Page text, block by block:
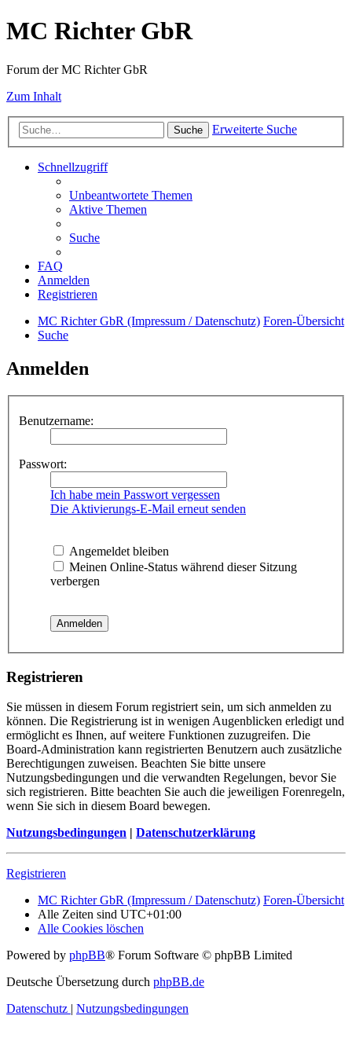
MC Richter GbR
Forum der MC Richter GbR
Zum Inhalt
Suche Erweiterte Suche
Schnellzugriff
Unbeantwortete Themen
Aktive Themen
Suche
FAQ
Anmelden
Registrieren
MC Richter GbR (Impressum / Datenschutz) Foren-Übersicht
Suche
Anmelden
Benutzername:
Passwort:
Ich habe mein Passwort vergessen
Die Aktivierungs-E-Mail erneut senden
Angemeldet bleiben
Meinen Online-Status während dieser Sitzung
verbergen
Registrieren
Sie müssen in diesem Forum registriert sein, um sich anmelden zu
können. Die Registrierung ist in wenigen Augenblicken erledigt und
ermöglicht es Ihnen, auf weitere Funktionen zuzugreifen. Die
Board-Administration kann registrierten Benutzern auch zusätzliche
Berechtigungen zuweisen. Beachten Sie bitte unsere
Nutzungsbedingungen und die verwandten Regelungen, bevor Sie
sich registrieren. Bitte beachten Sie auch die jeweiligen Forenregeln,
wenn Sie sich in diesem Board bewegen.
Nutzungsbedingungen | Datenschutzerklärung
Registrieren
MC Richter GbR (Impressum / Datenschutz) Foren-Übersicht
Alle Zeiten sind UTC+01:00
Alle Cookies löschen
Powered by phpBB® Forum Software © phpBB Limited
Deutsche Übersetzung durch phpBB.de
Datenschutz | Nutzungsbedingungen